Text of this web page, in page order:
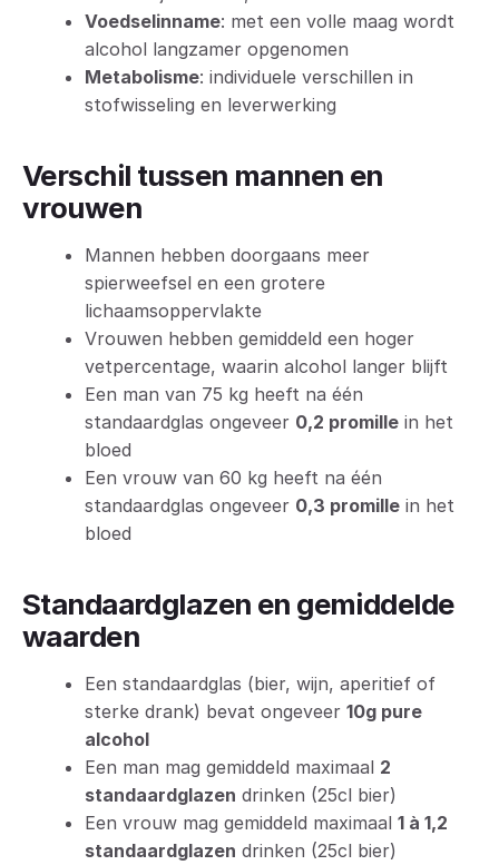
Voedselinname: met een volle maag wordt
alcohol langzamer opgenomen
Metabolisme: individuele verschillen in
stofwisseling en leverwerking
Verschil tussen mannen en
vrouwen
Mannen hebben doorgaans meer
spierweefsel en een grotere
lichaamsoppervlakte
Vrouwen hebben gemiddeld een hoger
vetpercentage, waarin alcohol langer blijft
Een man van 75 kg heeft na één
standaardglas ongeveer 0,2 promille in het
bloed
Een vrouw van 60 kg heeft na één
standaardglas ongeveer 0,3 promille in het
bloed
Standaardglazen en gemiddelde
waarden
Een standaardglas (bier, wijn, aperitief of
sterke drank) bevat ongeveer 10g pure
alcohol
Een man mag gemiddeld maximaal 2
standaardglazen drinken (25cl bier)
Een vrouw mag gemiddeld maximaal 1 à 1,2
standaardglazen drinken (25cl bier)